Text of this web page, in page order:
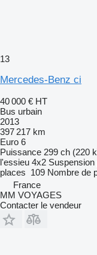
13
Mercedes-Benz ci
40 000 € HT
Bus urbain
2013
397 217 km
Euro 6
Puissance 299 ch (220
l'essieu 4x2 Suspension
places 109 Nombre de
France
MM VOYAGES
Contacter le vendeur